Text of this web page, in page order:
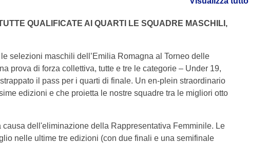
QUALIFICATE AI QUARTI LE SQUADRE MASCHILI,
selezioni maschili dell’Emilia Romagna al Torneo delle
prova di forza collettiva, tutte e tre le categorie – Under 19,
il pass per i quarti di finale. Un en-plein straordinario
edizioni e che proietta le nostre squadre tra le migliori otto
causa dell'eliminazione della Rappresentativa Femminile. Le
nelle ultime tre edizioni (con due finali e una semifinale